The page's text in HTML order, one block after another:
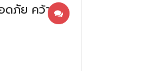
ดภัย คว้า